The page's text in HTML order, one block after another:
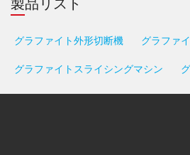
製品リスト
グラファイト外形切断機 グラファ
グラファイトスライシングマシン